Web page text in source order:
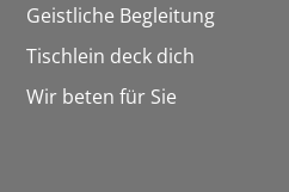
Geistliche Begleitung
Tischlein deck dich
Wir beten für Sie